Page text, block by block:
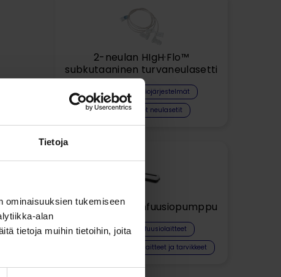
Tietoja
ominaisuuksien tukemiseen
alan
tietoja muihin tietoihin, joita
2-neulan HIgH·Flo™
subkutaaninen turvaneulasetti
Freedom-infuusiojärjestelmät
Subkutaaniset neulasetit
FreedomEdge infuusiopumppu
Kannettavat infuusiolaitteet
Kannettavat infuusiolaitteet ja tarvikkeet